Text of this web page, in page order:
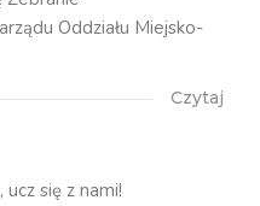
Oddziału Miejsko-
Czytaj
się z nami!